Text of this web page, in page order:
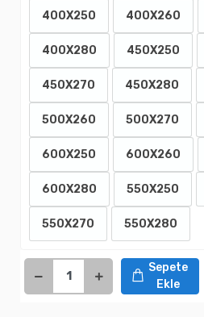
400X250 400X260
400X280 450X250
450X270 450X280
500X260 500X270
600X250 600X260
600X280 550X250
550X270 550X280
Sepete
Ekle